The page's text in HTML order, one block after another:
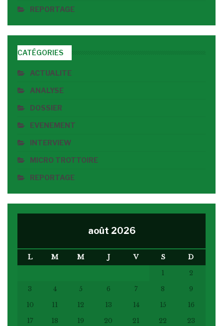
REPORTAGE
CATÉGORIES
ACTUALITE
ANALYSE
DOSSIER
EVENEMENT
INTERVIEW
MICRO TROTTOIRE
REPORTAGE
août 2026
L M M J V S
D
1
2
3
4 5 6 7 8
9
10
11 12 13 14 15
16
17
18 19 20 21 22
23